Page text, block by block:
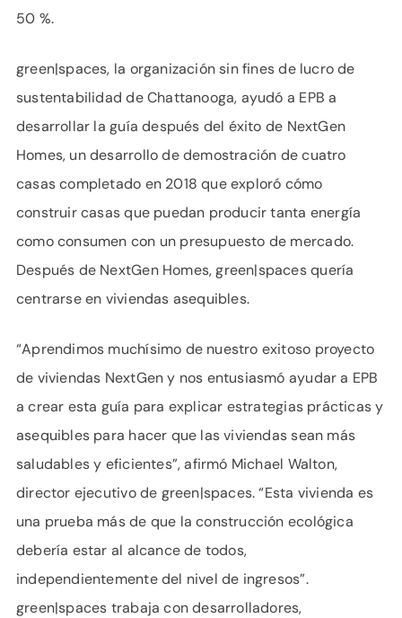
50 %.
green|spaces, la organización sin fines de lucro de
sustentabilidad de Chattanooga, ayudó a EPB a
desarrollar la guía después del éxito de NextGen
Homes, un desarrollo de demostración de cuatro
casas completado en 2018 que exploró cómo
construir casas que puedan producir tanta energía
como consumen con un presupuesto de mercado.
Después de NextGen Homes, green|spaces quería
centrarse en viviendas asequibles.
“Aprendimos muchísimo de nuestro exitoso proyecto
de viviendas NextGen y nos entusiasmó ayudar a EPB
a crear esta guía para explicar estrategias prácticas y
asequibles para hacer que las viviendas sean más
saludables y eficientes”, afirmó Michael Walton,
director ejecutivo de green|spaces. “Esta vivienda es
una prueba más de que la construcción ecológica
debería estar al alcance de todos,
independientemente del nivel de ingresos”.
green|spaces trabaja con desarrolladores,